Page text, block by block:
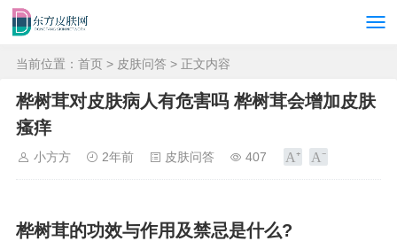
当前位置： 首页 > 皮肤问答 > 正文内容
桦树茸对皮肤病人有危害吗 桦树茸会增加皮肤
瘙痒
小方方 2年前 皮肤问答 407
桦树茸的功效与作用及禁忌是什么?